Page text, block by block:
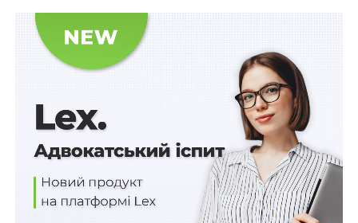
заповідного фонду,
які обслуговують гідротехнічні об’єкти
Держводагентства,
для здійснення рибоохоронних заходів,
для закордонних дипломатичних установ
України, державної телерадіокомпанії
«Всесвітня служба «Українське телебачення і
радіомовлення»», суб’єктів державного
іномовлення України – за наявності
об’єктивних потреб в оновленні таких